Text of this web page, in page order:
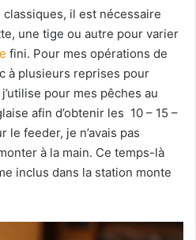
il est nécessaire
une tige ou autre pour varier
fini. Pour mes opérations de
à plusieurs reprises pour
pour mes pêches au
afin d’obtenir les 10 – 15 –
le feeder, je n’avais pas
à la main. Ce temps-là
inclus dans la station monte